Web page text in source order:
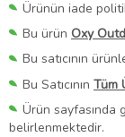
Ürünün iade
Bu ürün Oxy
Bu satıcının
Bu Satıcının Tüm
Ürün sayfasında
belirlenmektedir.